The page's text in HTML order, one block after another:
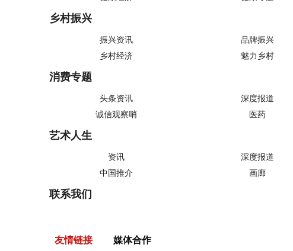
乡村振兴
振兴资讯 品牌振兴
乡村经济
魅力乡村
消费专题
头条资讯 深度报道
诚信观察哨
医药
艺术人生
资讯 深度报道
中国推介
画廊
联系我们
友情链接 媒体合作